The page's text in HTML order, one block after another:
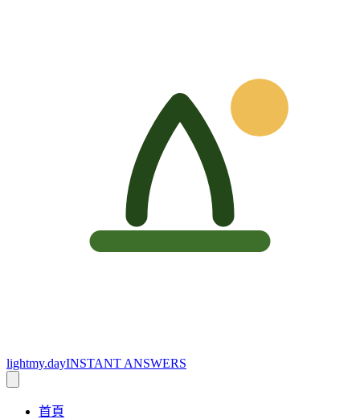
lightmy.dayINSTANT ANSWERS
首頁